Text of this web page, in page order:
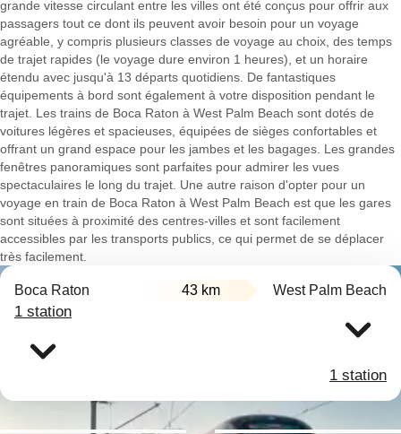
grande vitesse circulant entre les villes ont été conçus pour offrir aux
passagers tout ce dont ils peuvent avoir besoin pour un voyage
agréable, y compris plusieurs classes de voyage au choix, des temps
de trajet rapides (le voyage dure environ 1 heures), et un horaire
étendu avec jusqu'à 13 départs quotidiens. De fantastiques
équipements à bord sont également à votre disposition pendant le
trajet. Les trains de Boca Raton à West Palm Beach sont dotés de
voitures légères et spacieuses, équipées de sièges confortables et
offrant un grand espace pour les jambes et les bagages. Les grandes
fenêtres panoramiques sont parfaites pour admirer les vues
spectaculaires le long du trajet. Une autre raison d'opter pour un
voyage en train de Boca Raton à West Palm Beach est que les gares
sont situées à proximité des centres-villes et sont facilement
accessibles par les transports publics, ce qui permet de se déplacer
très facilement.
Boca Raton 43 km West Palm Beach
1 station
1 station